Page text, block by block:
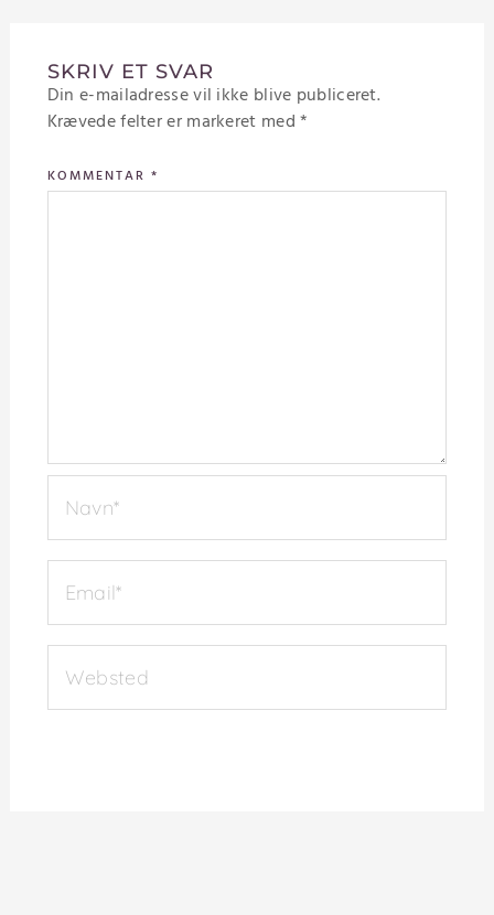
SKRIV ET SVAR
Din e-mailadresse vil ikke blive publiceret.
Krævede felter er markeret med*
KOMMENTAR *